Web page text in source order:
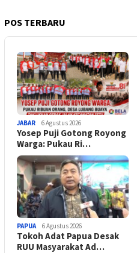
POS TERBARU
JABAR 6 Agustus 2026
Yosep Puji Gotong Royong
Warga: Pukau Ri…
PAPUA 6 Agustus 2026
Tokoh Adat Papua Desak
RUU Masyarakat Ad…